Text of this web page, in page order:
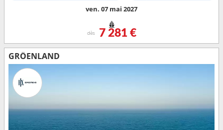
ven. 07 mai 2027
dès 7 281 €
GRÖENLAND